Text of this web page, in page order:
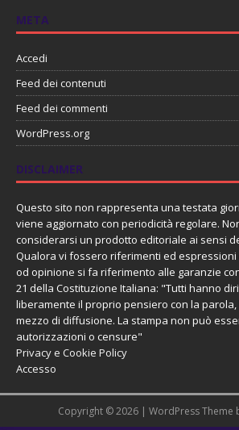
META
Accedi
Feed dei contenuti
Feed dei commenti
WordPress.org
DISCLAIMER
Questo sito non rappresenta una testata
viene aggiornato con periodicità regolare.
considerarsi un prodotto editoriale ai sensi
Qualora vi fossero riferimenti ed
od opinione si fa riferimento alle garanzie
21 della Costituzione Italiana: "Tutti hanno
liberamente il proprio pensiero con la parola,
mezzo di diffusione. La stampa non può
autorizzazioni o censure"
Privacy e Cookie Policy
Accesso
Copyright © 2026 | WordPress Theme